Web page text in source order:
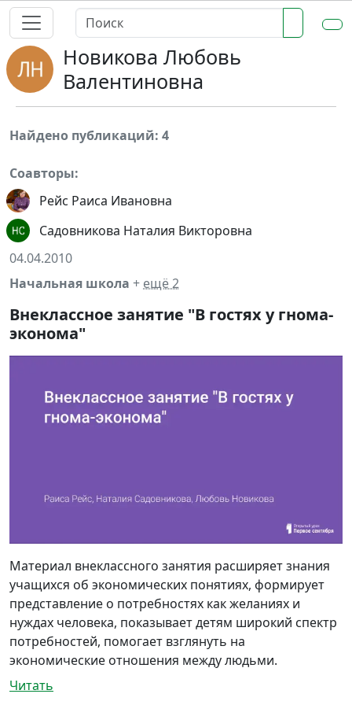
Новикова Любовь
Валентиновна
Найдено публикаций: 4
Соавторы:
Рейс Раиса Ивановна
Садовникова Наталия Викторовна
04.04.2010
Начальная школа + ещё 2
Внеклассное занятие "В гостях у гнома-
эконома"
Материал внеклассного занятия расширяет знания
учащихся об экономических понятиях, формирует
представление о потребностях как желаниях и
нуждах человека, показывает детям широкий спектр
потребностей, помогает взглянуть на
экономические отношения между людьми.
Читать